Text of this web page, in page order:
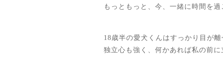
もっともっと、今、一緒に時間を
18歳半の愛犬くんはすっかり目が
独立心も強く、何かあれば私の前